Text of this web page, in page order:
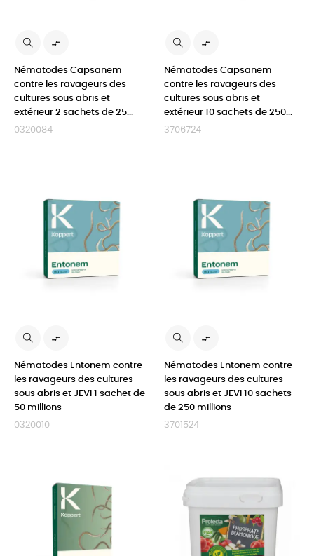

Nématodes Capsanem
contre les ravageurs des
cultures sous abris et
extérieur 2 sachets de 25...
0320084

Nématodes Capsanem
contre les ravageurs des
cultures sous abris et
extérieur 10 sachets de 250...
3706724

Nématodes Entonem contre
les ravageurs des cultures
sous abris et JEVI 1 sachet de
50 millions
0320010

Nématodes Entonem contre
les ravageurs des cultures
sous abris et JEVI 10 sachets
de 250 millions
3701524